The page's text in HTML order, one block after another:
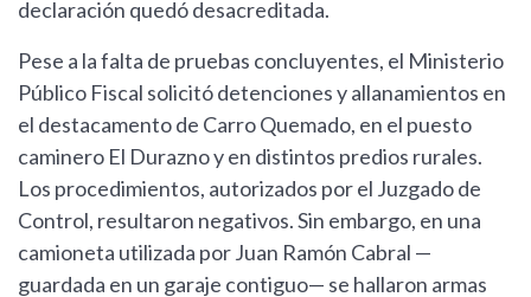
declaración quedó desacreditada.
Pese a la falta de pruebas concluyentes, el Ministerio
Público Fiscal solicitó detenciones y allanamientos en
el destacamento de Carro Quemado, en el puesto
caminero El Durazno y en distintos predios rurales.
Los procedimientos, autorizados por el Juzgado de
Control, resultaron negativos. Sin embargo, en una
camioneta utilizada por Juan Ramón Cabral —
guardada en un garaje contiguo— se hallaron armas